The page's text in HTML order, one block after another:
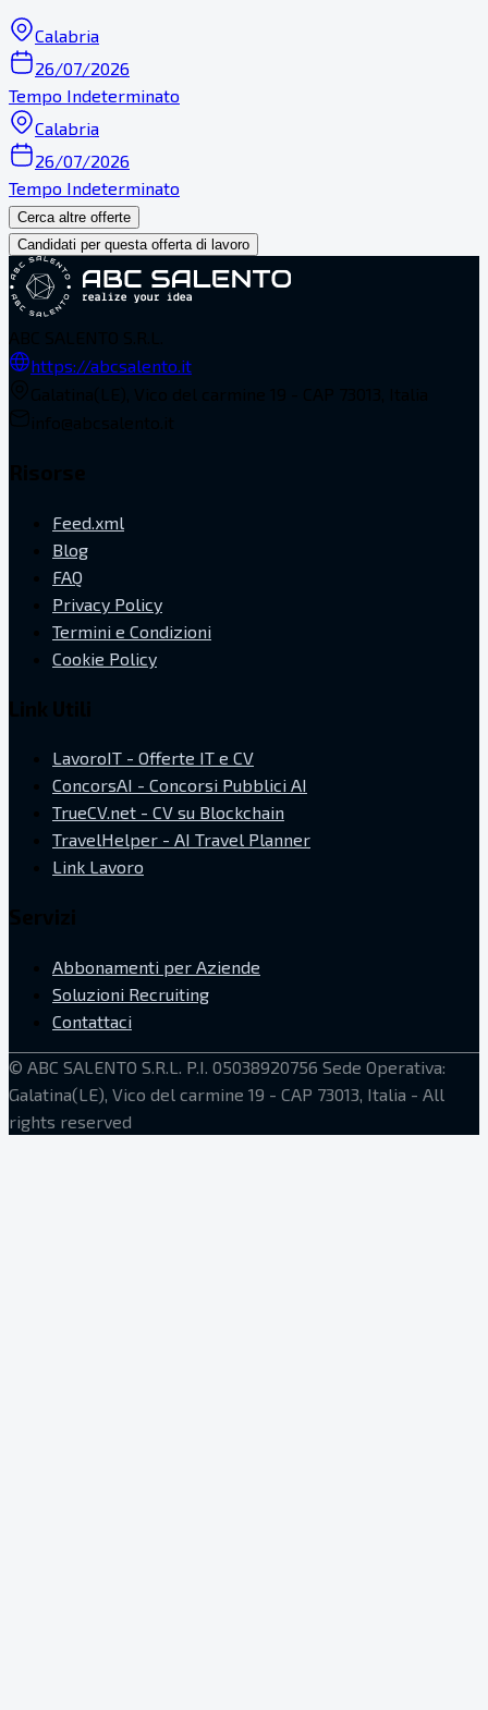
Calabria
26/07/2026
Tempo Indeterminato
Calabria
26/07/2026
Tempo Indeterminato
Cerca altre offerte
Candidati per questa offerta di lavoro
https://abcsalento.it
Feed.xml
Blog
FAQ
Privacy Policy
Termini e Condizioni
Cookie Policy
LavoroIT - Offerte IT e CV
ConcorsAI - Concorsi Pubblici AI
TrueCV.net - CV su Blockchain
TravelHelper - AI Travel Planner
Link Lavoro
Abbonamenti per Aziende
Soluzioni Recruiting
Contattaci
© ABC SALENTO S.R.L. P.I. 05038920756 Sede Operativa:
Galatina(LE), Vico del carmine 19 - CAP 73013, Italia - All
rights reserved